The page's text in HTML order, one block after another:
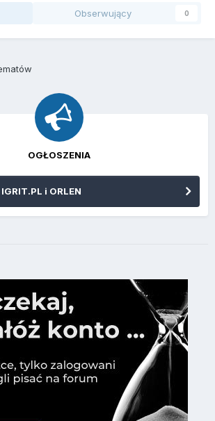
Obserwujący 0
OGŁOSZENIA
i ORLEN